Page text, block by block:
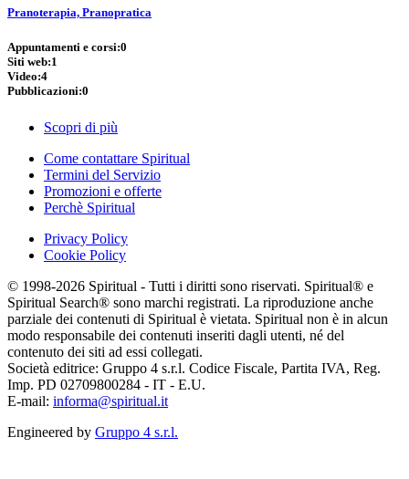
Pranoterapia, Pranopratica
Appuntamenti e corsi:0
Siti web:1
Video:4
Pubblicazioni:0
Scopri di più
Come contattare Spiritual
Termini del Servizio
Promozioni e offerte
Perchè Spiritual
Privacy Policy
Cookie Policy
© 1998-2026 Spiritual - Tutti i diritti sono riservati. Spiritual® e
Spiritual Search® sono marchi registrati. La riproduzione anche
parziale dei contenuti di Spiritual è vietata. Spiritual non è in alcun
modo responsabile dei contenuti inseriti dagli utenti, né del
contenuto dei siti ad essi collegati.
Società editrice: Gruppo 4 s.r.l. Codice Fiscale, Partita IVA, Reg.
Imp. PD 02709800284 - IT - E.U.
E-mail: informa@spiritual.it
Engineered by Gruppo 4 s.r.l.